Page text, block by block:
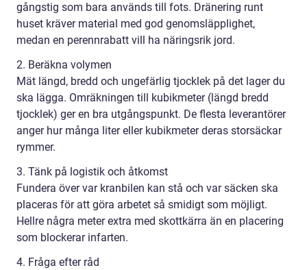
gångstig som bara används till fots. Dränering runt
huset kräver material med god genomsläpplighet,
medan en perennrabatt vill ha näringsrik jord.
2. Beräkna volymen
Mät längd, bredd och ungefärlig tjocklek på det lager du
ska lägga. Omräkningen till kubikmeter (längd bredd
tjocklek) ger en bra utgångspunkt. De flesta leverantörer
anger hur många liter eller kubikmeter deras storsäckar
rymmer.
3. Tänk på logistik och åtkomst
Fundera över var kranbilen kan stå och var säcken ska
placeras för att göra arbetet så smidigt som möjligt.
Hellre några meter extra med skottkärra än en placering
som blockerar infarten.
4. Fråga efter råd